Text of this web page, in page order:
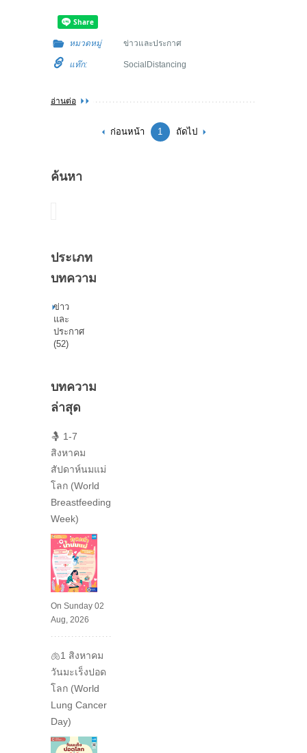
หมวดหมู่ ข่าวและประกาศ
แท๊ก: SocialDistancing
อ่านต่อ
ก่อนหน้า 1 ถัดไป
ค้นหา
ประเภท
บทความ
ข่าว
และ
ประกาศ
(52)
บทความ
ล่าสุด
🤱 1-7
สิงหาคม
สัปดาห์นมแม่
โลก (World
Breastfeeding
Week)
On Sunday 02
Aug, 2026
🫁1 สิงหาคม
วันมะเร็งปอด
โลก (World
Lung Cancer
Day)